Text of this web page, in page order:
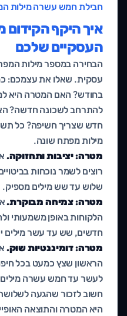
חבילת חמש עשרה מילות
איך היקף הקידום
העסקיים שלכם
הבחירה במספר מילות
עסקית. שאלו את עצמכם:
בחודש? האם המטרה היא
להתרחב לשכונה חדשה?
חדש שצריך חשיפה? כל
מילות מפתח שונה.
מטרה: יציבות ותחזוקה.
רוצים לשמר נוכחות
שלוש עד שש מילים מספיק.
מטרה: צמיחה מבוקרת.
הלקוחות באופן משמעותי
חדשים, שש עד עשר מילים
מטרה: דומיננטיות שוק.
הראשון שצץ כמעט בכל
לעשר עד חמש עשרה מילים
היא המטרה והתוצאה